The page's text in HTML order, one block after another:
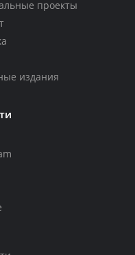
проекты
издания